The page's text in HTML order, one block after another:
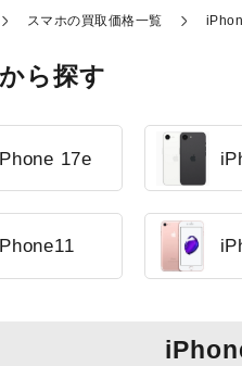
スマホの買取価格一覧
ら探す
17e